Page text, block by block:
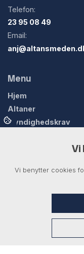
Telefon:
23 95 08 49
Email:
Menu
Hjem
Altaner
Myndighedskrav
Produkter
Vi
Vi benytter cookies